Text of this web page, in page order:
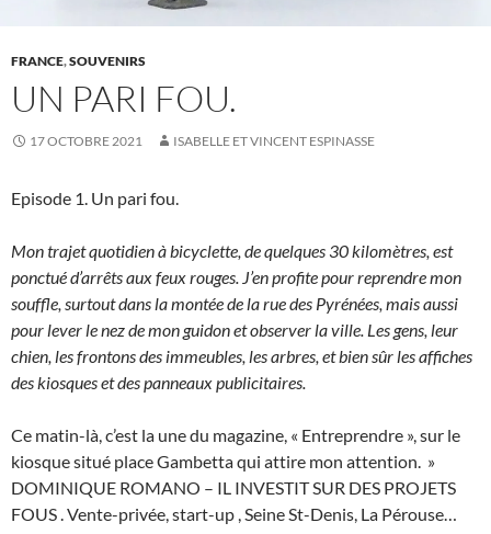
FRANCE,SOUVENIRS
UN PARI FOU.
17 OCTOBRE 2021 ISABELLE ET VINCENT ESPINASSE
Episode 1. Un pari fou.
Mon trajet quotidien à bicyclette, de quelques 30 kilomètres, est
ponctué d’arrêts aux feux rouges. J’en profite pour reprendre mon
souffle, surtout dans la montée de la rue des Pyrénées, mais aussi
pour lever le nez de mon guidon et observer la ville. Les gens, leur
chien, les frontons des immeubles, les arbres, et bien sûr les affiches
des kiosques et des panneaux publicitaires.
Ce matin-là, c’est la une du magazine, « Entreprendre », sur le
kiosque situé place Gambetta qui attire mon attention. »
DOMINIQUE ROMANO – IL INVESTIT SUR DES PROJETS
FOUS . Vente-privée, start-up , Seine St-Denis, La Pérouse…